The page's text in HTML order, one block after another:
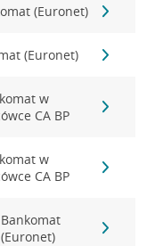
(Euronet)
(Euronet)
w
CA BP
w
CA BP
Bankomat
(Euronet)